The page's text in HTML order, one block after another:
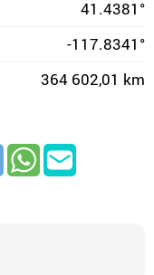
41.4381°
-117.8341°
364 602,01 km